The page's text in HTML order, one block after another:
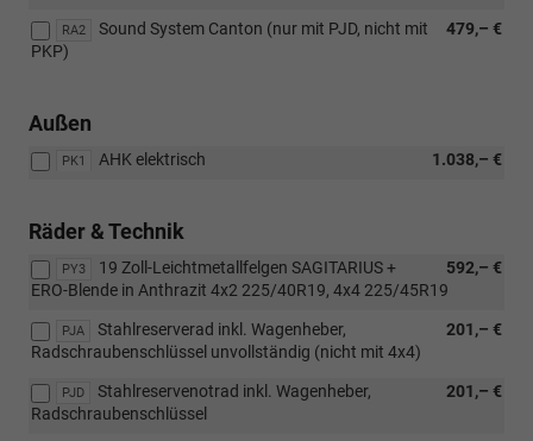
RA2 479,– €
Sound System Canton (nur mit PJD, nicht mit
PKP)
Außen
PK1 1.038,– €
AHK elektrisch
Räder & Technik
PY3 592,– €
19 Zoll-Leichtmetallfelgen SAGITARIUS +
ERO-Blende in Anthrazit 4x2 225/40R19, 4x4 225/45R19
PJA 201,– €
Stahlreserverad inkl. Wagenheber,
Radschraubenschlüssel unvollständig (nicht mit 4x4)
PJD 201,– €
Stahlreservenotrad inkl. Wagenheber,
Radschraubenschlüssel